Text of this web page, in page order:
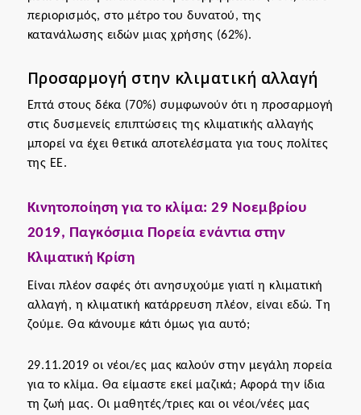
περιορισμός, στο μέτρο του δυνατού, της
κατανάλωσης ειδών μιας χρήσης (62%).
Προσαρμογή στην κλιματική αλλαγή
Επτά στους δέκα (70%) συμφωνούν ότι η προσαρμογή
στις δυσμενείς επιπτώσεις της κλιματικής αλλαγής
μπορεί να έχει θετικά αποτελέσματα για τους πολίτες
της ΕΕ.
Κινητοποίηση για το κλίμα: 29 Νοεμβρίου
2019, Παγκόσμια Πορεία ενάντια στην
Κλιματική Κρίση
Είναι πλέον σαφές ότι ανησυχούμε γιατί η κλιματική
αλλαγή, η κλιματική κατάρρευση πλέον, είναι εδώ. Τη
ζούμε. Θα κάνουμε κάτι όμως για αυτό;
29.11.2019 οι νέοι/ες μας καλούν στην μεγάλη πορεία
για το κλίμα. Θα είμαστε εκεί μαζικά; Αφορά την ίδια
τη ζωή μας. Οι μαθητές/τριες και οι νέοι/νέες μας